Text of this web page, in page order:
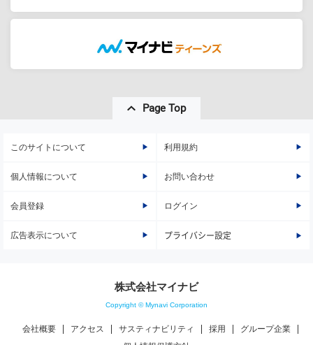
Page Top
このサイトについて 利用規約
個人情報について お問い合わせ
会員登録 ログイン
広告表示について プライバシー設定
株式会社マイナビ
Copyright © Mynavi Corporation
会社概要 アクセス サスティナビリティ 採用
グループ企業